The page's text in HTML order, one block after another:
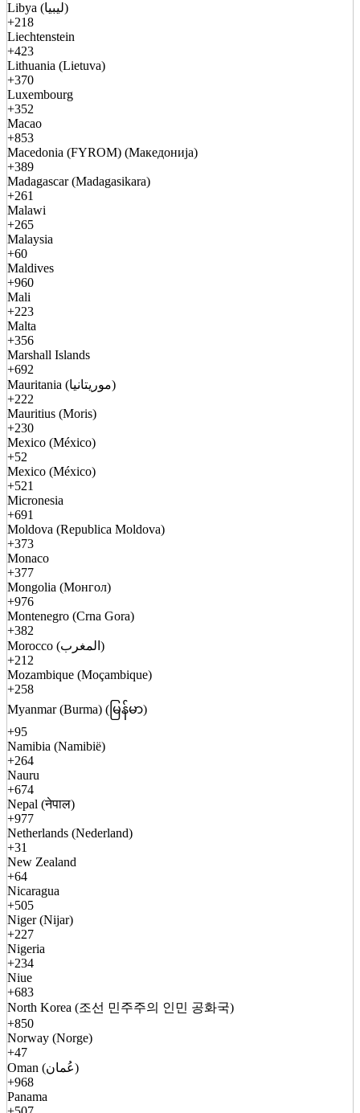
Libya (ليبيا)
+218
Liechtenstein
+423
Lithuania (Lietuva)
+370
Luxembourg
+352
Macao
+853
Macedonia (FYROM) (Македонија)
+389
Madagascar (Madagasikara)
+261
Malawi
+265
Malaysia
+60
Maldives
+960
Mali
+223
Malta
+356
Marshall Islands
+692
Mauritania (موريتانيا)
+222
Mauritius (Moris)
+230
Mexico (México)
+52
Mexico (México)
+521
Micronesia
+691
Moldova (Republica Moldova)
+373
Monaco
+377
Mongolia (Монгол)
+976
Montenegro (Crna Gora)
+382
Morocco (المغرب)
+212
Mozambique (Moçambique)
+258
Myanmar (Burma) (မြန်မာ)
+95
Namibia (Namibië)
+264
Nauru
+674
Nepal (नेपाल)
+977
Netherlands (Nederland)
+31
New Zealand
+64
Nicaragua
+505
Niger (Nijar)
+227
Nigeria
+234
Niue
+683
North Korea (조선 민주주의 인민 공화국)
+850
Norway (Norge)
+47
Oman (عُمان)
+968
Panama